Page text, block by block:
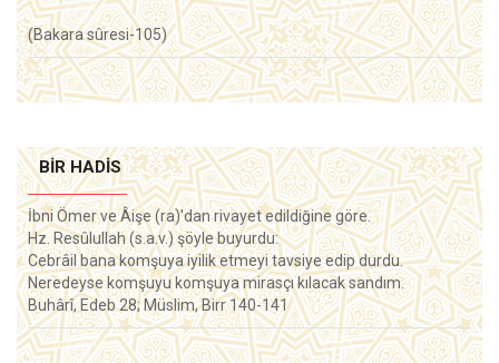
(Bakara sûresi-105)
BIR HADIS
İbni Ömer ve Âişe (ra)'dan rivayet edildiğine göre.
Hz. Resûlullah (s.a.v.) şöyle buyurdu:
Cebrâil bana komşuya iyilik etmeyi tavsiye edip durdu.
Neredeyse komşuyu komşuya mirasçı kılacak sandım.
Buhârî, Edeb 28; Müslim, Birr 140-141